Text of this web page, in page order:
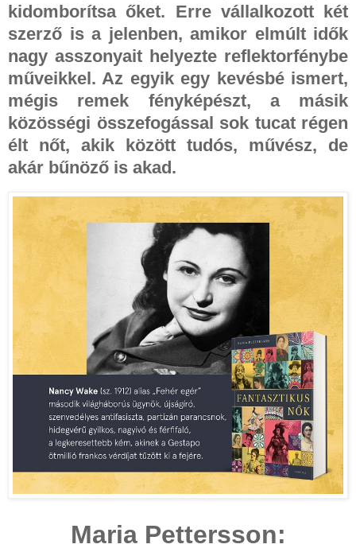
kidomborítsa őket. Erre vállalkozott két
szerző is a jelenben, amikor elmúlt idők
nagy asszonyait helyezte reflektorfénybe
műveikkel. Az egyik egy kevésbé ismert,
mégis remek fényképészt, a másik
közösségi összefogással sok tucat régen
élt nőt, akik között tudós, művész, de
akár bűnöző is akad.
Maria Pettersson: